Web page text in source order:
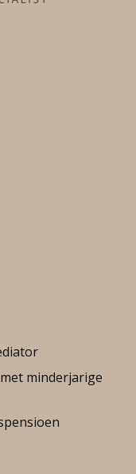
minderjarige